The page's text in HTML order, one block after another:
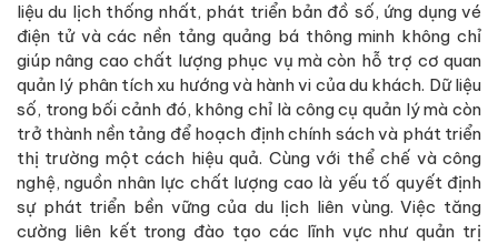
liệu du lịch thống nhất, phát triển bản đồ số, ứng dụng vé
điện tử và các nền tảng quảng bá thông minh không chỉ
giúp nâng cao chất lượng phục vụ mà còn hỗ trợ cơ quan
quản lý phân tích xu hướng và hành vi của du khách. Dữ liệu
số, trong bối cảnh đó, không chỉ là công cụ quản lý mà còn
trở thành nền tảng để hoạch định chính sách và phát triển
thị trường một cách hiệu quả. Cùng với thể chế và công
nghệ, nguồn nhân lực chất lượng cao là yếu tố quyết định
sự phát triển bền vững của du lịch liên vùng. Việc tăng
cường liên kết trong đào tạo các lĩnh vực như quản trị